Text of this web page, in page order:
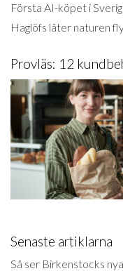
Första AI-köpet i
Haglöfs låter naturen
Provläs: 12
Senaste artiklarna
Så ser Birkenstocks